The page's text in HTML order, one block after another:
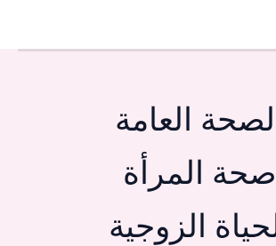
العامة
صحة المرأة
الزوجية